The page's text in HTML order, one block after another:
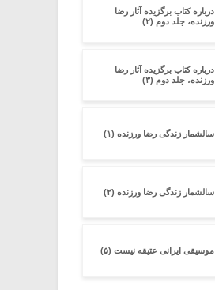
درباره کتاب برگزیده آثار رضا
ورزنده، جلد دوم (۲)
درباره کتاب برگزیده آثار رضا
ورزنده، جلد دوم (۳)
سالشمار زندگی رضا ورزنده (۱)
سالشمار زندگی رضا ورزنده (۲)
موسیقی ایرانی عتیقه نیست (۵)